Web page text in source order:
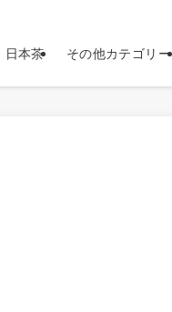
日本茶 その他カテゴリー